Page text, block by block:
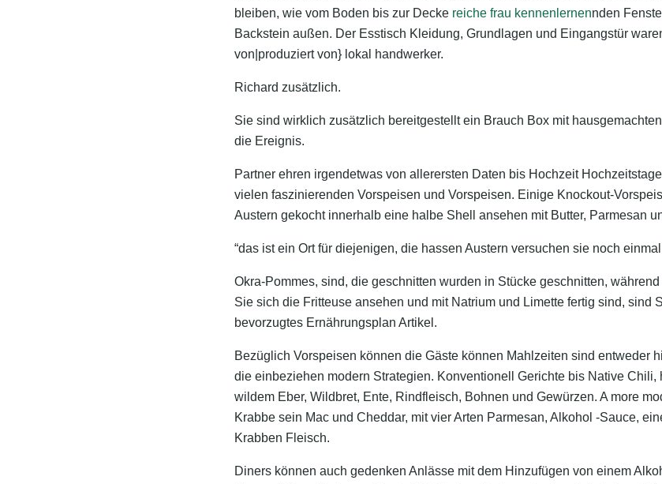
bleiben, wie vom Boden bis zur Decke reiche frau kennenlernennden
Backstein außen. Der Esstisch Kleidung, Grundlagen und Eingangstür
von|produziert von} lokal handwerker.
Richard zusätzlich.
Sie sind wirklich zusätzlich bereitgestellt ein Brauch Box mit
die Ereignis.
Partner ehren irgendetwas von allerersten Daten bis Hochzeit
vielen faszinierenden Vorspeisen und Vorspeisen. Einige Knockout-
Austern gekocht innerhalb eine halbe Shell ansehen mit Butter, Parmesan
“das ist ein Ort für diejenigen, die hassen Austern versuchen sie noch einmal
Okra-Pommes, sind, die geschnitten wurden in Stücke geschnitten,
Sie sich die Fritteuse ansehen und mit Natrium und Limette fertig sind, sind
bevorzugtes Ernährungsplan Artikel.
Bezüglich Vorspeisen können die Gäste können Mahlzeiten sind entweder
die einbeziehen modern Strategien. Konventionell Gerichte bis Native Chili,
wildem Eber, Wildbret, Ente, Rindfleisch, Bohnen und Gewürzen. A more
Krabbe sein Mac und Cheddar, mit vier Arten Parmesan, Alkohol -Sauce,
Krabben Fleisch.
Diners können auch gedenken Anlässe mit dem Hinzufügen von einem